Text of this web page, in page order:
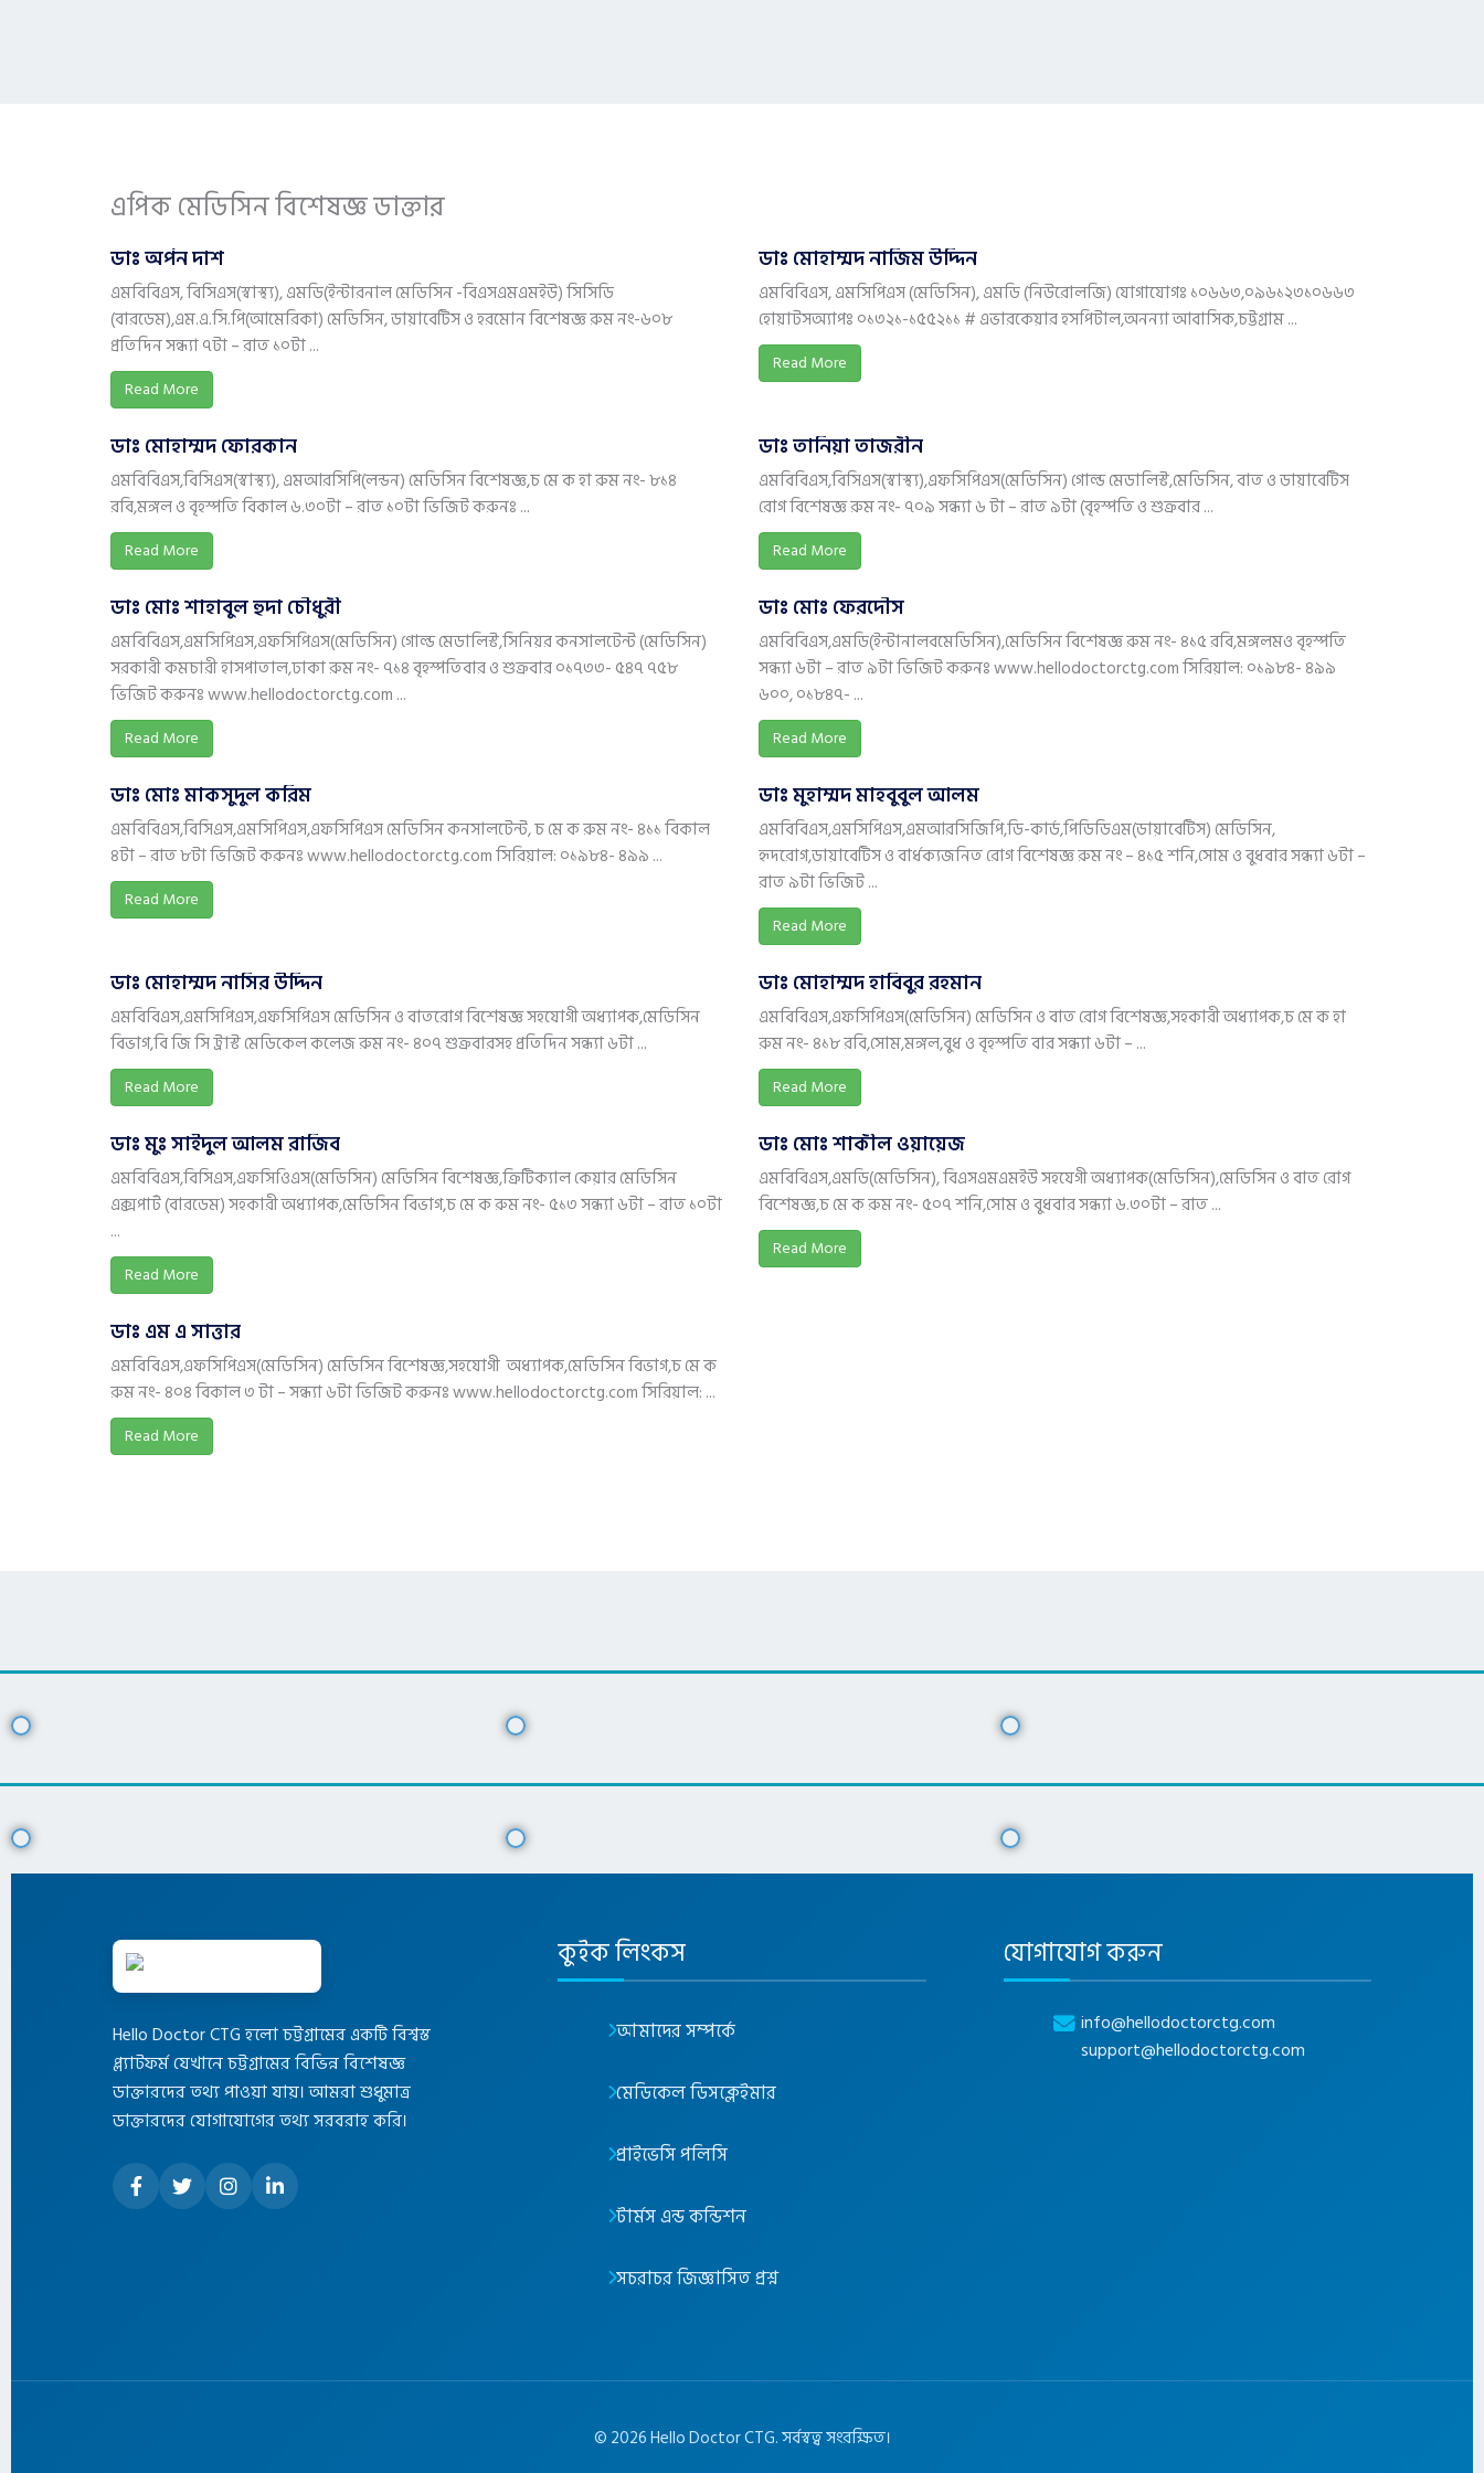
এপিক মেডিসিন বিশেষজ্ঞ ডাক্তার
ডাঃ অর্পন দাশ
এমবিবিএস, বিসিএস(স্বাস্থ্য), এমডি(ইন্টারনাল মেডিসিন -বিএসএমএমইউ) সিসিডি
(বারডেম),এম.এ.সি.পি(আমেরিকা) মেডিসিন, ডায়াবেটিস ও হরমোন বিশেষজ্ঞ রুম নং-৬০৮
প্রতিদিন সন্ধ্যা ৭টা – রাত ১০টা ...
Read More
ডাঃ মোহাম্মদ নাজিম উদ্দিন
এমবিবিএস, এমসিপিএস (মেডিসিন), এমডি (নিউরোলজি) যোগাযোগঃ ১০৬৬৩,০৯৬১২৩১০৬৬৩
হোয়াটসঅ্যাপঃ ০১৩২১-১৫৫২১১ # এভারকেয়ার হসপিটাল,অনন্যা আবাসিক,চট্টগ্রাম ...
Read More
ডাঃ মোহাম্মদ ফোরকান
এমবিবিএস,বিসিএস(স্বাস্থ্য), এমআরসিপি(লন্ডন) মেডিসিন বিশেষজ্ঞ,চ মে ক হা রুম নং- ৮১৪
রবি,মঙ্গল ও বৃহস্পতি বিকাল ৬.৩০টা – রাত ১০টা ভিজিট করুনঃ ...
Read More
ডাঃ তানিয়া তাজরীন
এমবিবিএস,বিসিএস(স্বাস্থ্য),এফসিপিএস(মেডিসিন) গোল্ড মেডালিস্ট,মেডিসিন, বাত ও ডায়াবেটিস
রোগ বিশেষজ্ঞ রুম নং- ৭০৯ সন্ধ্যা ৬ টা – রাত ৯টা (বৃহস্পতি ও শুক্রবার ...
Read More
ডাঃ মোঃ শাহাবুল হুদা চৌধুরী
এমবিবিএস,এমসিপিএস,এফসিপিএস(মেডিসিন) গোল্ড মেডালিস্ট,সিনিয়র কনসালটেন্ট (মেডিসিন)
সরকারী কমচারী হাসপাতাল,ঢাকা রুম নং- ৭১৪ বৃহস্পতিবার ও শুক্রবার ০১৭৩৩- ৫৪৭ ৭৫৮
ভিজিট করুনঃ www.hellodoctorctg.com ...
Read More
ডাঃ মোঃ ফেরদৌস
এমবিবিএস,এমডি(ইন্টানালবমেডিসিন),মেডিসিন বিশেষজ্ঞ রুম নং- ৪১৫ রবি,মঙ্গলমও বৃহস্পতি
সন্ধ্যা ৬টা – রাত ৯টা ভিজিট করুনঃ www.hellodoctorctg.com সিরিয়াল: ০১৯৮৪- ৪৯৯
৬০০, ০১৮৪৭- ...
Read More
ডাঃ মোঃ মাকসুদুল করিম
এমবিবিএস,বিসিএস,এমসিপিএস,এফসিপিএস মেডিসিন কনসালটেন্ট, চ মে ক রুম নং- ৪১১ বিকাল
৪টা – রাত ৮টা ভিজিট করুনঃ www.hellodoctorctg.com সিরিয়াল: ০১৯৮৪- ৪৯৯ ...
Read More
ডাঃ মুহাম্মদ মাহবুবুল আলম
এমবিবিএস,এমসিপিএস,এমআরসিজিপি,ডি-কার্ড,পিডিডিএম(ডায়াবেটিস) মেডিসিন,
হৃদরোগ,ডায়াবেটিস ও বার্ধক্যজনিত রোগ বিশেষজ্ঞ রুম নং – ৪১৫ শনি,সোম ও বুধবার সন্ধ্যা ৬টা –
রাত ৯টা ভিজিট ...
Read More
ডাঃ মোহাম্মদ নাসির উদ্দিন
এমবিবিএস,এমসিপিএস,এফসিপিএস মেডিসিন ও বাতরোগ বিশেষজ্ঞ সহযোগী অধ্যাপক,মেডিসিন
বিভাগ,বি জি সি ট্রাস্ট মেডিকেল কলেজ রুম নং- ৪০৭ শুক্রবারসহ প্রতিদিন সন্ধ্যা ৬টা ...
Read More
ডাঃ মোহাম্মদ হাবিবুর রহমান
এমবিবিএস,এফসিপিএস(মেডিসিন) মেডিসিন ও বাত রোগ বিশেষজ্ঞ,সহকারী অধ্যাপক,চ মে ক হা
রুম নং- ৪১৮ রবি,সোম,মঙ্গল,বুধ ও বৃহস্পতি বার সন্ধ্যা ৬টা – ...
Read More
ডাঃ মুঃ সাইদুল আলম রাজিব
এমবিবিএস,বিসিএস,এফসিওিএস(মেডিসিন) মেডিসিন বিশেষজ্ঞ,ক্রিটিক্যাল কেয়ার মেডিসিন
এক্সপার্ট (বারডেম) সহকারী অধ্যাপক,মেডিসিন বিভাগ,চ মে ক রুম নং- ৫১৩ সন্ধ্যা ৬টা – রাত ১০টা
...
Read More
ডাঃ মোঃ শাকীল ওয়ায়েজ
এমবিবিএস,এমডি(মেডিসিন), বিএসএমএমইউ সহযেগী অধ্যাপক(মেডিসিন),মেডিসিন ও বাত রোগ
বিশেষজ্ঞ,চ মে ক রুম নং- ৫০৭ শনি,সোম ও বুধবার সন্ধ্যা ৬.৩০টা – রাত ...
Read More
ডাঃ এম এ সাত্তার
এমবিবিএস,এফসিপিএস(মেডিসিন) মেডিসিন বিশেষজ্ঞ,সহযোগী অধ্যাপক,মেডিসিন বিভাগ,চ মে ক
রুম নং- ৪০৪ বিকাল ৩ টা – সন্ধ্যা ৬টা ভিজিট করুনঃ www.hellodoctorctg.com সিরিয়াল: ...
Read More
Hello Doctor CTG হলো চট্টগ্রামের একটি বিশ্বস্ত
প্ল্যাটফর্ম যেখানে চট্টগ্রামের বিভিন্ন বিশেষজ্ঞ
ডাক্তারদের তথ্য পাওয়া যায়। আমরা শুধুমাত্র
ডাক্তারদের যোগাযোগের তথ্য সরবরাহ করি।
কুইক লিংকস
আমাদের সম্পর্কে
মেডিকেল ডিসক্লেইমার
প্রাইভেসি পলিসি
টার্মস এন্ড কন্ডিশন
সচরাচর জিজ্ঞাসিত প্রশ্ন
যোগাযোগ করুন
info@hellodoctorctg.com
support@hellodoctorctg.com
© 2026Hello Doctor CTG. সর্বস্বত্ব সংরক্ষিত।